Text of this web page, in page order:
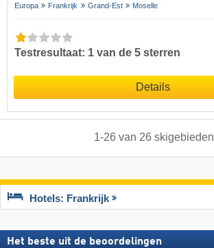
Europa Frankrijk Grand-Est Moselle
Testresultaat: 1 van de 5 sterren
Details
1-26 van 26 skigebieden
Hotels: Frankrijk
Het beste uit de beoordelingen